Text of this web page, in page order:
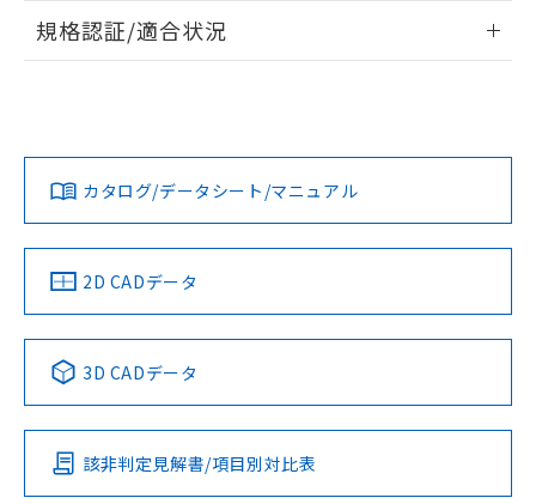
ログイン/会員登録
ダウンロードデータをご利用いただく前に、以下を必ずお読
みください。
ソフトウェアの使用条件
EU RoHS 注意事項・凡例
対応済み
中国 RoHS 注意事項・凡例
Pb Hg Cd Cr(VI)
O
規格認証/適合状況
LR型式承認
（イギリス
船舶規格）
DNV型式承認
（ノルウェー
BV型式承認
（フランス
KR型式
（韓国
No No No No
この製品の規格認証/適合状況ページへ
その他の認証はこちらのページからご検索ください
カタログ/データシート/マニュアル
2D CADデータ
3D CADデータ
該非判定見解書/項目別対比表